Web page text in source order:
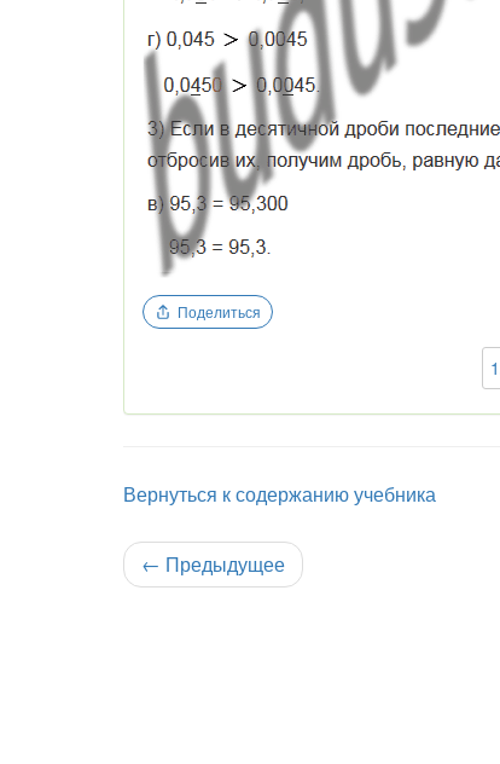
Поделиться
Вернуться к содержанию учебника
← Предыдущее